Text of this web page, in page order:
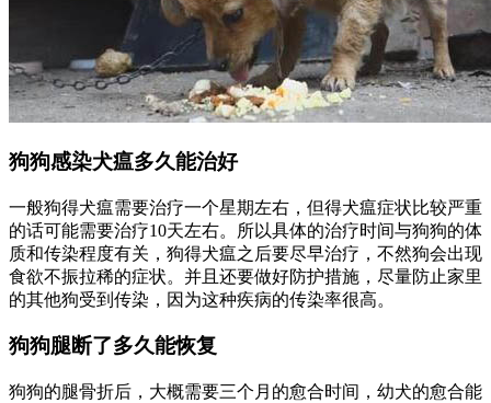
狗狗感染犬瘟多久能治好
一般狗得犬瘟需要治疗一个星期左右，但得犬瘟症状比较严重
的话可能需要治疗10天左右。所以具体的治疗时间与狗狗的体
质和传染程度有关，狗得犬瘟之后要尽早治疗，不然狗会出现
食欲不振拉稀的症状。并且还要做好防护措施，尽量防止家里
的其他狗受到传染，因为这种疾病的传染率很高。
狗狗腿断了多久能恢复
狗狗的腿骨折后，大概需要三个月的愈合时间，幼犬的愈合能